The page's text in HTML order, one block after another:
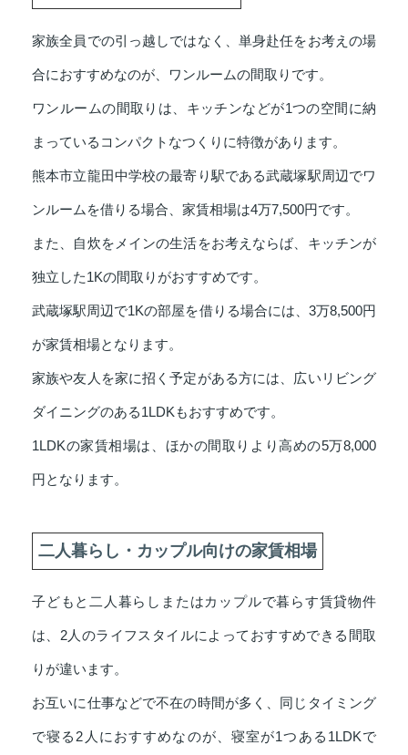
家族全員での引っ越しではなく、単身赴任をお考えの場
合におすすめなのが、ワンルームの間取りです。
ワンルームの間取りは、キッチンなどが1つの空間に納
まっているコンパクトなつくりに特徴があります。
熊本市立龍田中学校の最寄り駅である武蔵塚駅周辺でワ
ンルームを借りる場合、家賃相場は4万7,500円です。
また、自炊をメインの生活をお考えならば、キッチンが
独立した1Kの間取りがおすすめです。
武蔵塚駅周辺で1Kの部屋を借りる場合には、3万8,500円
が家賃相場となります。
家族や友人を家に招く予定がある方には、広いリビング
ダイニングのある1LDKもおすすめです。
1LDKの家賃相場は、ほかの間取りより高めの5万8,000
円となります。
二人暮らし・カップル向けの家賃相場
子どもと二人暮らしまたはカップルで暮らす賃貸物件
は、2人のライフスタイルによっておすすめできる間取
りが違います。
お互いに仕事などで不在の時間が多く、同じタイミング
で寝る2人におすすめなのが、寝室が1つある1LDKで